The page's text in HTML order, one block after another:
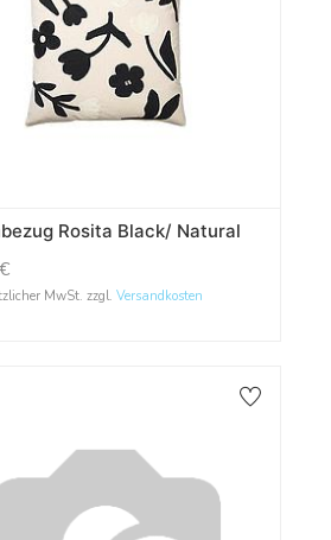
Rosita Black/ Natural
€
MwSt. zzgl. Versandkosten